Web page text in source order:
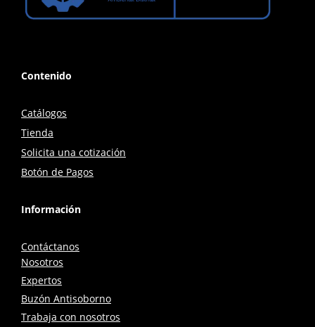
Contenido
Catálogos
Tienda
Solicita una cotización
Botón de Pagos
Información
Contáctanos
Nosotros
Expertos
Buzón Antisoborno
Trabaja con nosotros